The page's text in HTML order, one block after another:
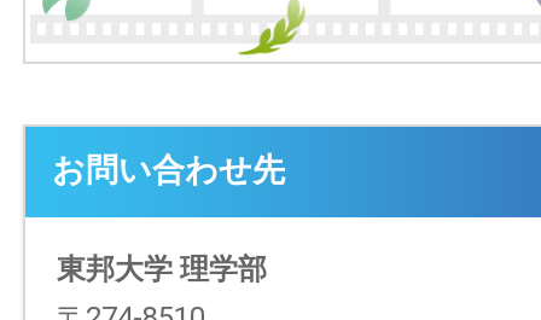
お問い合わせ先
東邦大学 理学部